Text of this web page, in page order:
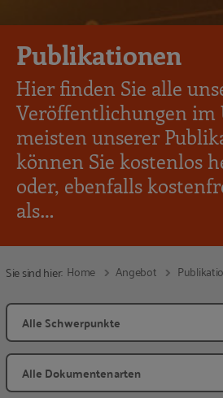
Publikationen
Hier finden Sie alle
Veröffentlichungen im
meisten unserer
können Sie kostenlos
oder, ebenfalls
als…
Sie sind hier: Home Angebot